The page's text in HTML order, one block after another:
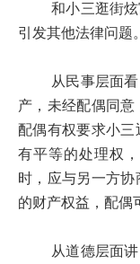
和小三逛街炫富
引发其他法律问题。
从民事层面看，
产，未经配偶同意
配偶有权要求小
有平等的处理权
时，应与另一方
的财产权益，配偶
从道德层面讲，